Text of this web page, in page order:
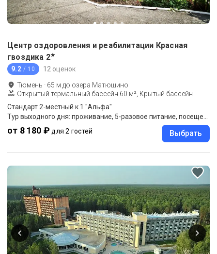
Центр оздоровления и реабилитации Красная
гвоздика 2★
9.2 / 10 12 оценок
Тюмень · 65 м до озера Матюшино
Открытый термальный бассейн 60 м², Крытый бассейн
Стандарт 2-местный к.1 "Альфа"
от 8 180 ₽ для 2 гостей Выбрать